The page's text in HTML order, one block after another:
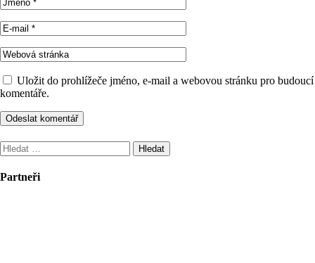
Uložit do prohlížeče jméno, e-mail a webovou stránku pro budoucí
komentáře.
Vyhledávání
Partneři